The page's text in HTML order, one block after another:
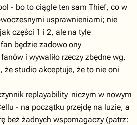
- bo to ciągle ten sam Thief, co w
usprawnieniami; nie
części 1 i 2, ale na tyle
będzie zadowolony
i wywaliło rzeczy zbędne wg.
że studio akceptuje, że to nie oni
replayability, niczym w nowym
- na początku przejdę na luzie, a
beż żadnych wspomagaczy (patrz: